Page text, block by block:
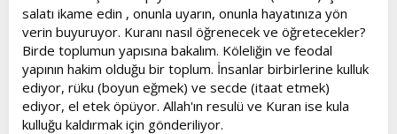
salatı ikame edin , onunla uyarın, onunla hayatınıza yön
verin buyuruyor. Kuranı nasıl öğrenecek ve öğretecekler?
Birde toplumun yapısına bakalım. Köleliğin ve feodal
yapının hakim olduğu bir toplum. İnsanlar birbirlerine kulluk
ediyor, rüku (boyun eğmek) ve secde (itaat etmek)
ediyor, el etek öpüyor. Allah'ın resulü ve Kuran ise kula
kulluğu kaldırmak için gönderiliyor.